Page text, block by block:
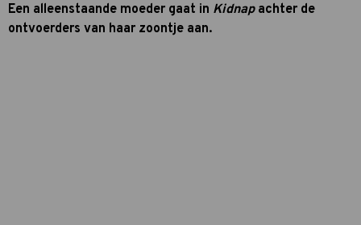
Een alleenstaande moeder gaat in Kidnapachter de
ontvoerders van haar zoontje aan.